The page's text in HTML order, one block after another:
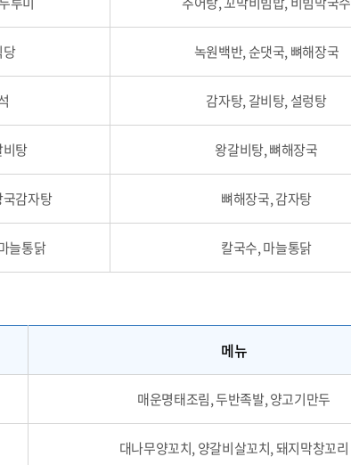
당 녹원백반, 순댓국, 뼈해장국
감자탕, 갈비탕, 설렁탕
탕 왕갈비탕, 뼈해장국
감자탕 뼈해장국, 감자탕
늘통닭 칼국수, 마늘통닭
메뉴
매운명태조림, 두반족발, 양고기만두
대나무양꼬치, 양갈비살꼬치, 돼지막창꼬리